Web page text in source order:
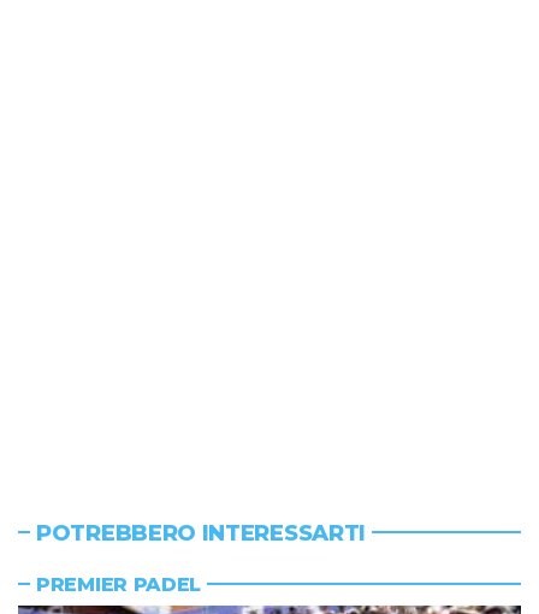
POTREBBERO INTERESSARTI
PREMIER PADEL